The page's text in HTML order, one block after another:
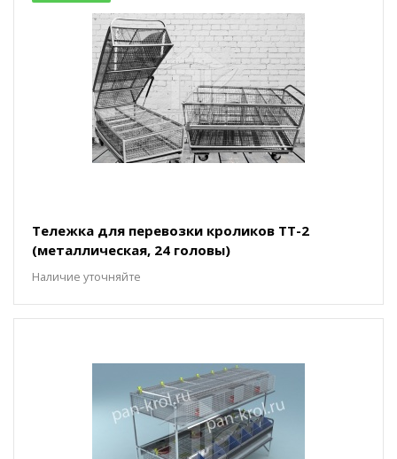
Тележка для перевозки кроликов ТТ-2
(металлическая, 24 головы)
Наличие уточняйте